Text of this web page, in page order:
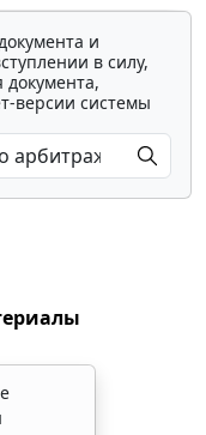
и
в силу,
версии системы